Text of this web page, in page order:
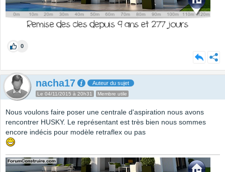
0
nacha17 Auteur du sujet
Le 04/11/2015 à 20h31 Membre utile
Nous voulons faire poser une centrale d'aspiration nous avons
rencontrer HUSKY. Le représentant est très bien nous sommes
encore indécis pour modèle retraflex ou pas